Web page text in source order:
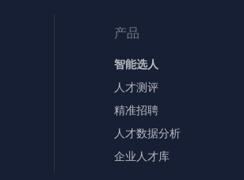
产品
智能选人
人才测评
精准招聘
人才数据分析
企业人才库